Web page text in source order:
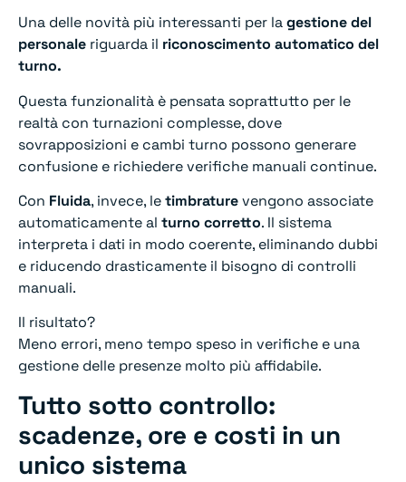
Una delle novità più interessanti per lagestione del
personale riguarda il riconoscimento automatico del
turno.
Questa funzionalità è pensata soprattutto per le
realtà con turnazioni complesse, dove
sovrapposizioni e cambi turno possono generare
confusione e richiedere verifiche manuali continue.
Con Fluida, invece, letimbraturevengono associate
automaticamente al turno corretto. Il sistema
interpreta i dati in modo coerente, eliminando dubbi
e riducendo drasticamente il bisogno di controlli
manuali.
Il risultato?
Meno errori, meno tempo speso in verifiche e una
gestione delle presenze molto più affidabile.
Tutto sotto controllo:
scadenze, ore e costi in un
unico sistema